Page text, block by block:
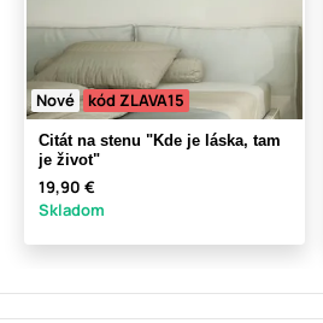
Nové kód ZLAVA15
Citát na stenu "Kde je láska, tam
je život"
19,90 €
Skladom